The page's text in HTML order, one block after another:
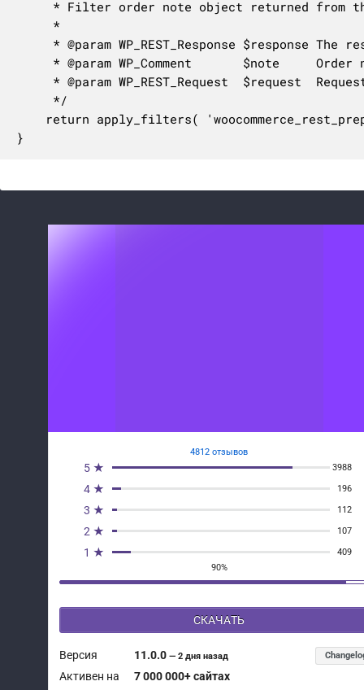
}
4812 отзывов
5 ★ 3988
4 ★ 196
3 ★ 112
2 ★ 107
1 ★
409
90%
СКАЧАТЬ
Версия 11.0.0—2 дня назад
Активен на 7 000 000+ сайтах